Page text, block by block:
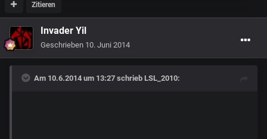
Zitieren
Invader Yil
Geschrieben 10. Juni 2014
Am 10.6.2014 um 13:27 schrieb LSL_2010: